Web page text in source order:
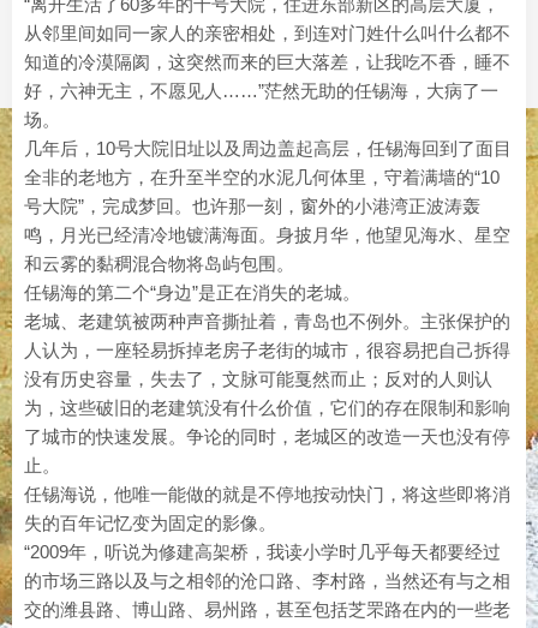
“离开生活了60多年的十号大院，住进东部新区的高层大厦，
从邻里间如同一家人的亲密相处，到连对门姓什么叫什么都不
知道的冷漠隔阂，这突然而来的巨大落差，让我吃不香，睡不
好，六神无主，不愿见人……”茫然无助的任锡海，大病了一
场。
几年后，10号大院旧址以及周边盖起高层，任锡海回到了面目
全非的老地方，在升至半空的水泥几何体里，守着满墙的“10
号大院”，完成梦回。也许那一刻，窗外的小港湾正波涛轰
鸣，月光已经清冷地镀满海面。身披月华，他望见海水、星空
和云雾的黏稠混合物将岛屿包围。
任锡海的第二个“身边”是正在消失的老城。
老城、老建筑被两种声音撕扯着，青岛也不例外。主张保护的
人认为，一座轻易拆掉老房子老街的城市，很容易把自己拆得
没有历史容量，失去了，文脉可能戛然而止；反对的人则认
为，这些破旧的老建筑没有什么价值，它们的存在限制和影响
了城市的快速发展。争论的同时，老城区的改造一天也没有停
止。
任锡海说，他唯一能做的就是不停地按动快门，将这些即将消
失的百年记忆变为固定的影像。
“2009年，听说为修建高架桥，我读小学时几乎每天都要经过
的市场三路以及与之相邻的沧口路、李村路，当然还有与之相
交的潍县路、博山路、易州路，甚至包括芝罘路在内的一些老